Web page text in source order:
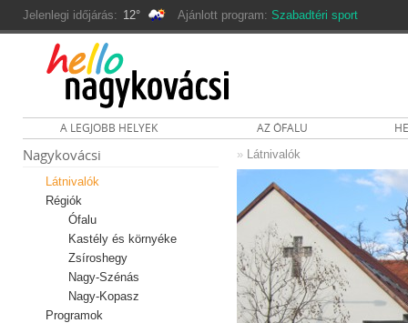
Jelenlegi időjárás: 12° Ajánlott program: Szabadtéri sport
A LEGJOBB HELYEK AZ ÓFALU
Nagykovácsi
Látnivalók
Régiók
Ófalu
Kastély és környéke
Zsíroshegy
Nagy-Szénás
Nagy-Kopasz
Programok
» Látnivalók